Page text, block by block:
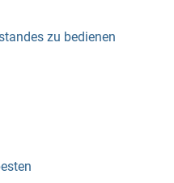
zu bedienen